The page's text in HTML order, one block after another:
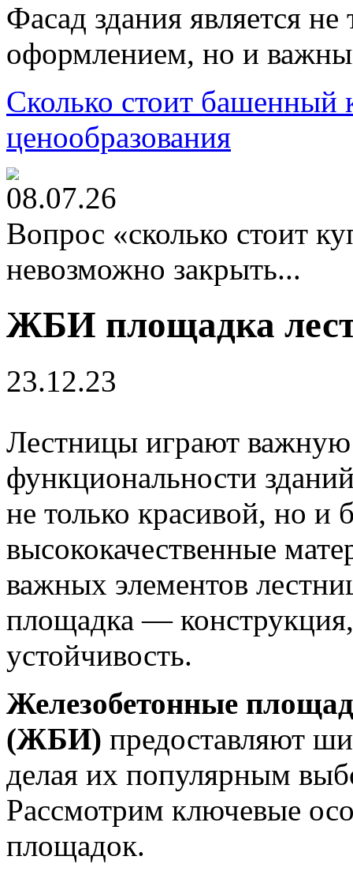
Фасад здания является
оформлением, но и
Сколько стоит башенный
ценообразования
08.07.26
Вопрос «сколько стоит
невозможно закрыть...
ЖБИ площадка
23.12.23
Лестницы играют важную
функциональности
не только красивой, но и
высококачественные
важных элементов
площадка —
устойчивость.
Железобетонные
(ЖБИ) предоставляют
делая их популярным
Рассмотрим ключевые
площадок.